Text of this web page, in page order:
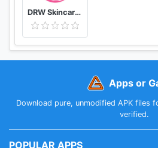
DRW Skincare Indonesia
Apps or
Download pure, unmodified APK files
verified.
POPULAR APPS